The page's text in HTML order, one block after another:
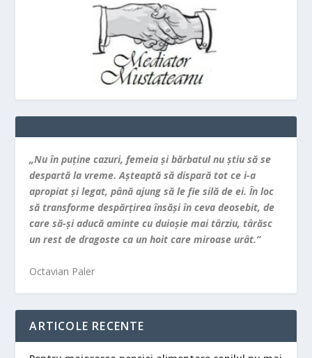
„Nu în puţine cazuri, femeia şi bărbatul nu ştiu să se
despartă la vreme. Aşteaptă să dispară tot ce i-a
apropiat şi legat, până ajung să le fie silă de ei. În loc
să transforme despărţirea însăşi în ceva deosebit, de
care să-şi aducă aminte cu duioşie mai târziu, târăsc
un rest de dragoste ca un hoit care miroase urât.”
Octavian Paler
ARTICOLE RECENTE